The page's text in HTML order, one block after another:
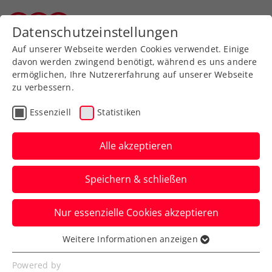
Zurück zur Newsübersicht
Turniere
Starker Auftritt in Bad
Waltersdorf: Zwei
Doppeltitel für
Vorarlbergs Nachwuchs
Mit zwei Doppeltiteln in den Altersklassen
U14 und U16 setzte das Trio ein starkes
sportliches Ausrufezeichen auf
Datenschutzeinstellungen
Auf unserer Webseite werden Cookies verwendet. Einige
davon werden zwingend benötigt, während es uns andere
ermöglichen, Ihre Nutzererfahrung auf unserer Webseite
zu verbessern.
Essenziell Statistiken
Alle akzeptieren
Speichern & schließen
Nur essenzielle Cookies akzeptieren
Essenziell
Essenzielle Cookies werden für grundlegende
Weitere Informationen anzeigen
Powered by